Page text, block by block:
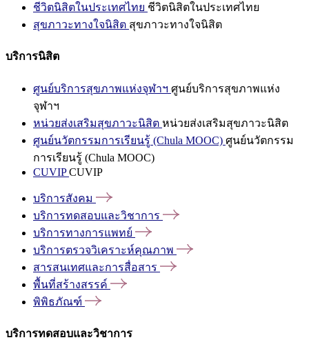
ชีวิตนิสิตในประเทศไทย ชีวิตนิสิตในประเทศไทย
สุขภาวะทางใจนิสิต สุขภาวะทางใจนิสิต
บริการนิสิต
ศูนย์บริการสุขภาพแห่งจุฬาฯ ศูนย์บริการสุขภาพแห่ง
จุฬาฯ
หน่วยส่งเสริมสุขภาวะนิสิต หน่วยส่งเสริมสุขภาวะนิสิต
ศูนย์นวัตกรรมการเรียนรู้ (Chula MOOC) ศูนย์นวัตกรรม
การเรียนรู้ (Chula MOOC)
CUVIPCUVIP
บริการสังคม
บริการทดสอบและวิชาการ
บริการทางการแพทย์
บริการตรวจวิเคราะห์คุณภาพ
สารสนเทศและการสื่อสาร
พื้นที่สร้างสรรค์
พิพิธภัณฑ์
บริการทดสอบและวิชาการ